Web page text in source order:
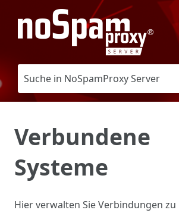
Zu Hauptinhalt springen
Verbundene
Systeme
Hier verwalten Sie Verbindungen zu